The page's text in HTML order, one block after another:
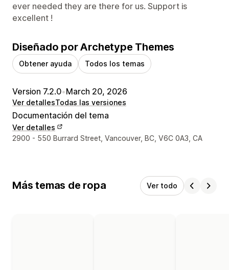
ever needed they are there for us. Support is
excellent !
Diseñado por Archetype Themes
Obtener ayuda Todos los temas
Version 7.2.0•March 20, 2026
Ver detallesTodas las versiones
Documentación del tema
Ver detalles
Detalles de contacto del diseñador
2900 - 550 Burrard Street, Vancouver, BC, V6C 0A3, CA
Más temas de ropa Ver todo